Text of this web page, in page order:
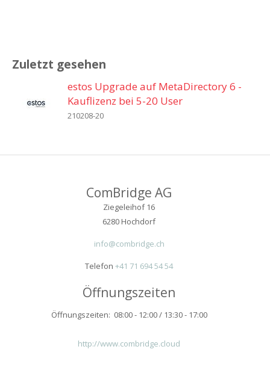
Zuletzt gesehen
estos Upgrade auf MetaDirectory 6 -
Kauflizenz bei 5-20 User
210208-20
ComBridge AG
Ziegeleihof 16
6280 Hochdorf
info@combridge.ch
Telefon +41 71 694 54 54
Öffnungszeiten
Öffnungszeiten: 08:00 - 12:00 / 13:30 - 17:00
http://www.combridge.cloud